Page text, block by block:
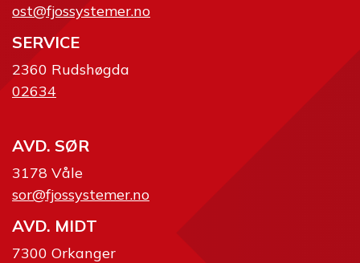
ost@fjossystemer.no
SERVICE
2360 Rudshøgda
02634
AVD. SØR
3178 Våle
sor@fjossystemer.no
AVD. MIDT
7300 Orkanger